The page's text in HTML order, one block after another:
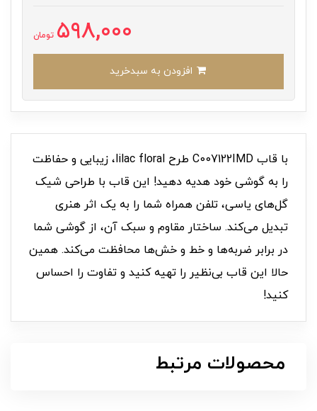
598,000 تومان
با قاب C007122IMD طرح lilac floral، زیبایی و حفاظت
را به گوشی خود هدیه دهید! این قاب با طراحی شیک
گل‌های یاسی، تلفن همراه شما را به یک اثر هنری
تبدیل می‌کند. ساختار مقاوم و سبک آن، از گوشی شما
در برابر ضربه‌ها و خط و خش‌ها محافظت می‌کند. همین
حالا این قاب بی‌نظیر را تهیه کنید و تفاوت را احساس
کنید!
محصولات مرتبط